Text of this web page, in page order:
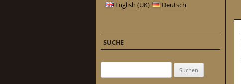
English (UK) Deutsch
SUCHE